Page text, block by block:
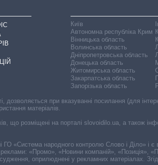
Київ
Автономна республіка Крим
Вінницька область
Волинська область
Дніпропетровська область
Донецька область
Житомирська область
Закарпатська область
Запорізька область
дозволяється при вказуванні посилання (для
матеріалів.
що розміщені на порталі slovoidilo.ua, а також
ГО «Система народного контролю Слово і Діло» і
«Промо», «Новини компаній», «Позиція»,
оприлюднені у рекламних матеріалах.